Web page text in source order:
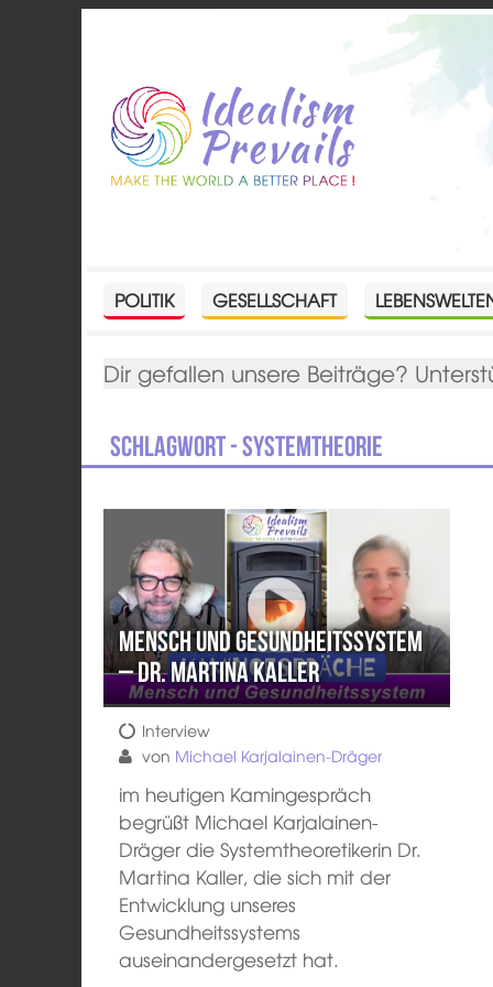
POLITIK GESELLSCHAFT
Dir gefallen unsere Beiträge?
Schlagwort - Systemtheorie
Mensch und Gesundheitssystem
– Dr. Martina Kaller
Interview
von Michael Karjalainen-Dräger
im heutigen Kamingespräch
begrüßt Michael Karjalainen-
Dräger die Systemtheoretikerin Dr.
Martina Kaller, die sich mit der
Entwicklung unseres
Gesundheitssystems
auseinandergesetzt hat.